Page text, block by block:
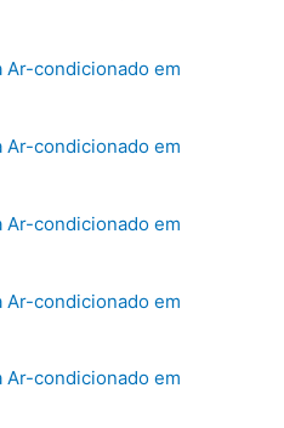
Ar-condicionado em
Ar-condicionado em
Ar-condicionado em
Ar-condicionado em
Ar-condicionado em